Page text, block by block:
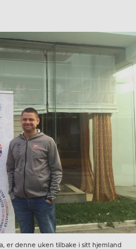
er denne uken tilbake i sitt hjemland